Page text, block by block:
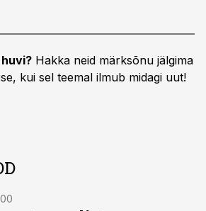
Hakka neid märksõnu jälgima
kui sel teemal ilmub midagi uut!